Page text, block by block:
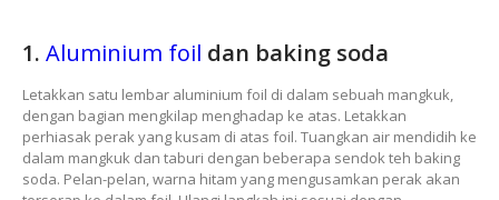
1. Aluminium foil dan baking soda
Letakkan satu lembar aluminium foil di dalam sebuah mangkuk,
dengan bagian mengkilap menghadap ke atas. Letakkan
perhiasak perak yang kusam di atas foil. Tuangkan air mendidih ke
dalam mangkuk dan taburi dengan beberapa sendok teh baking
soda. Pelan-pelan, warna hitam yang mengusamkan perak akan